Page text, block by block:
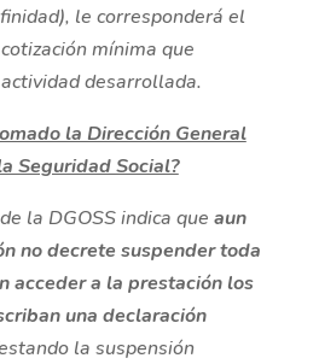
le corresponderá el
mínima que
desarrollada.
la Dirección General
Seguridad Social?
la DGOSS indica que aun
no decrete suspender toda
acceder a la prestación los
una declaración
la suspensión